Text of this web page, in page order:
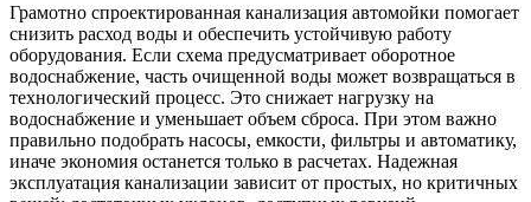
Грамотно спроектированная канализация автомойки помогает
снизить расход воды и обеспечить устойчивую работу
оборудования. Если схема предусматривает оборотное
водоснабжение, часть очищенной воды может возвращаться в
технологический процесс. Это снижает нагрузку на
водоснабжение и уменьшает объем сброса. При этом важно
правильно подобрать насосы, емкости, фильтры и автоматику,
иначе экономия останется только в расчетах. Надежная
эксплуатация канализации зависит от простых, но критичных